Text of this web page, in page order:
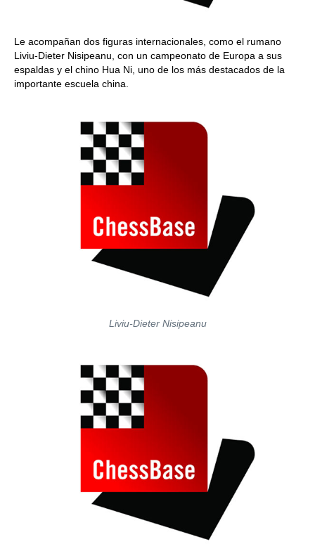
Le acompañan dos figuras internacionales, como el rumano
Liviu-Dieter Nisipeanu, con un campeonato de Europa a sus
espaldas y el chino Hua Ni, uno de los más destacados de la
importante escuela china.
Liviu-Dieter Nisipeanu